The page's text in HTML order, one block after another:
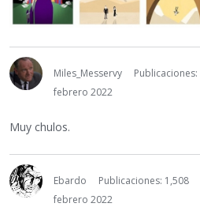
Miles_Messervy
Publicaciones:
febrero 2022
Muy chulos.
Ebardo
Publicaciones: 1,508
febrero 2022